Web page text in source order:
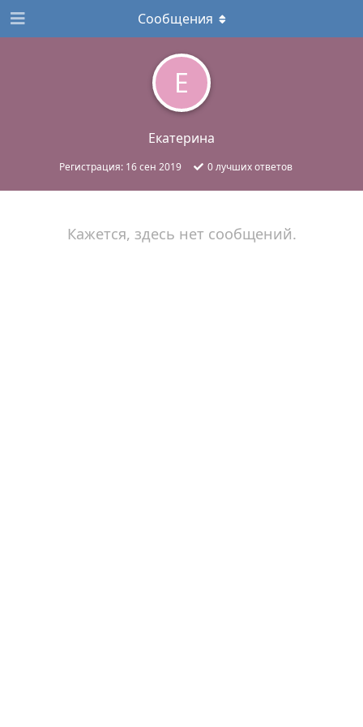
Е
Екатерина
Регистрация: 16 сен 2019 0лучших ответов
Сообщения
Кажется, здесь нет сообщений.